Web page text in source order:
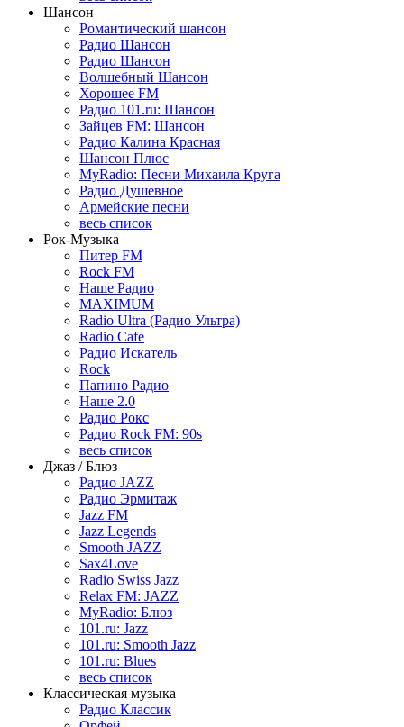
Шансон
Романтический шансон
Радио Шансон
Радио Шансон
Волшебный Шансон
Хорошее FM
Радио 101.ru: Шансон
Зайцев FM: Шансон
Радио Калина Красная
Шансон Плюс
MyRadio: Песни Михаила Круга
Радио Душевное
Армейские песни
весь список
Рок-Музыка
Питер FM
Rock FM
Наше Радио
MAXIMUM
Radio Ultra (Радио Ультра)
Radio Cafe
Радио Искатель
Rock
Папино Радио
Наше 2.0
Радио Рокс
Радио Rock FM: 90s
весь список
Джаз / Блюз
Радио JAZZ
Радио Эрмитаж
Jazz FM
Jazz Legends
Smooth JAZZ
Sax4Love
Radio Swiss Jazz
Relax FM: JAZZ
MyRadio: Блюз
101.ru: Jazz
101.ru: Smooth Jazz
101.ru: Blues
весь список
Классическая музыка
Радио Классик